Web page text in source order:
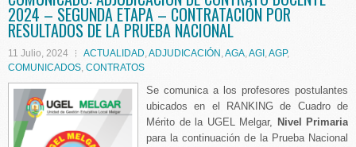
2024 – SEGUNDA ETAPA – CONTRATACIÓN POR
RESULTADOS DE LA PRUEBA NACIONAL
11 Julio, 2024 ACTUALIDAD,ADJUDICACIÓN ,AGA,AGI ,AGP,
COMUNICADOS, CONTRATOS
Se comunica a los profesores postulantes
ubicados en el RANKING de Cuadro de
Mérito de la UGEL Melgar, Nivel Primaria
para la continuación de la Prueba Nacional